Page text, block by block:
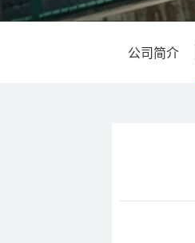
公司简介